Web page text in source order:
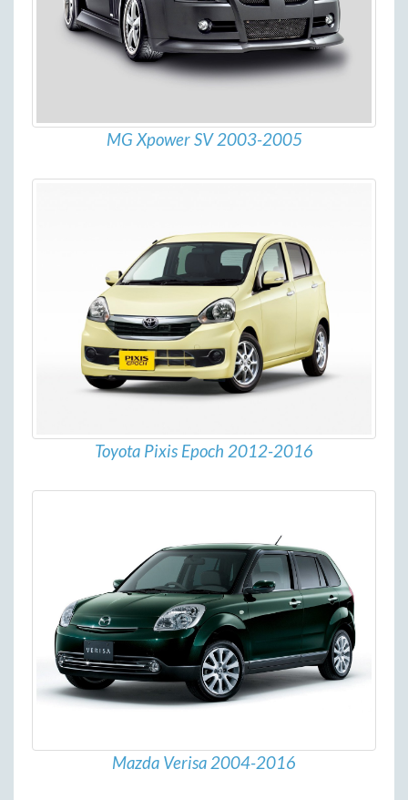
MG Xpower SV 2003-2005
Toyota Pixis Epoch 2012-2016
Mazda Verisa 2004-2016